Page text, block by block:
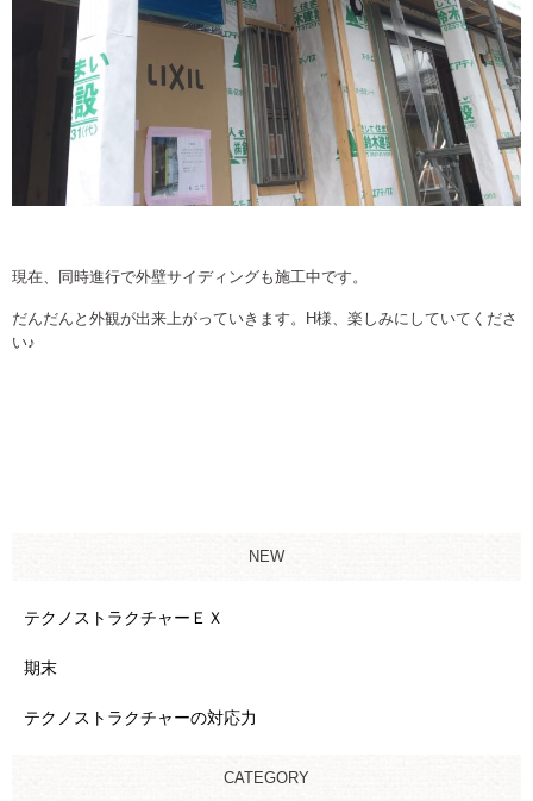
現在、同時進行で外壁サイディングも施工中です。
だんだんと外観が出来上がっていきます。H様、楽しみにしていてくださ
い♪
NEW
テクノストラクチャーＥＸ
期末
テクノストラクチャーの対応力
CATEGORY